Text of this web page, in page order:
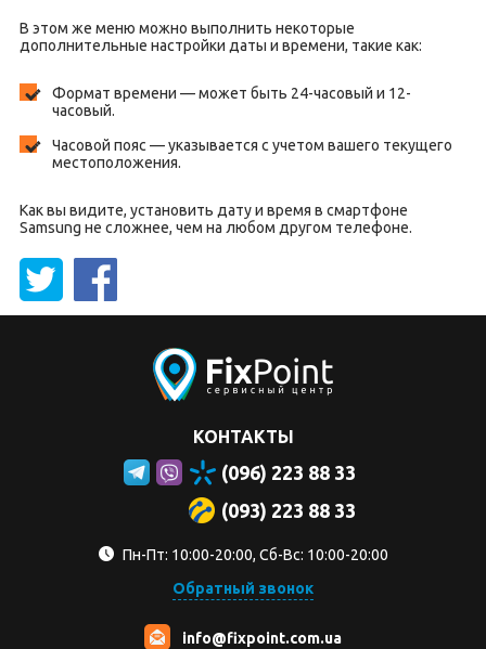
В этом же меню можно выполнить некоторые
дополнительные настройки даты и времени, такие как:
Формат времени — может быть 24-часовый и 12-
часовый.
Часовой пояс — указывается с учетом вашего текущего
местоположения.
Как вы видите, установить дату и время в смартфоне
Samsung не сложнее, чем на любом другом телефоне.
КОНТАКТЫ
(096) 223 88 33
(093) 223 88 33
Пн-Пт: 10:00-20:00, Сб-Вс: 10:00-20:00
Обратный звонок
info@fixpoint.com.ua